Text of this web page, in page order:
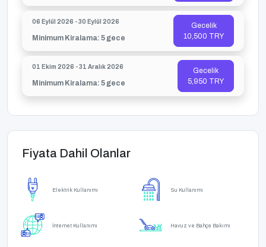
06 Eylül 2026 - 30 Eylül 2026
Gecelik
10,500 TRY
Minimum Kiralama: 5 gece
01 Ekim 2026 - 31 Aralık 2026
Gecelik
5,950 TRY
Minimum Kiralama: 5 gece
Fiyata Dahil Olanlar
Elektrik Kullanımı Su Kullanımı
İnternet Kullanımı Havuz ve Bahçe Bakımı